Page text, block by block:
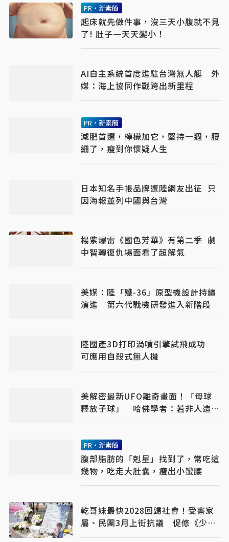
PR・新素簡
起床就先做件事，沒三天小腹就不見
了! 肚子一天天變小！
AI自主系統首度進駐台灣無人艇 外
媒：海上協同作戰跨出新里程
PR・新素簡
減肥首選，檸檬加它，堅持一週，腰
細了，瘦到你懷疑人生
日本知名手帳品牌遭陸網友出征 只
因海報並列中國與台灣
楊紫爆雷《國色芳華》有第二季 劇
中智轉復仇場面看了超解氣
美媒：陸「殲-36」原型機設計持續
演進 第六代戰機研發進入新階段
陸國產3D打印渦噴引擎試飛成功
可應用自殺式無人機
美解密最新UFO離奇畫面！「母球
釋放子球」 哈佛學者：若非人造將
改寫人類歷史
PR・新素簡
腹部脂肪的「剋星」找到了，常吃這
幾物，吃走大肚囊，瘦出小蠻腰
乾哥妹最快2028回歸社會！受害家
屬、民團3月上街抗議 促修《少事
法》